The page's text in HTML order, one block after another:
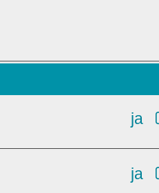
ja
ja